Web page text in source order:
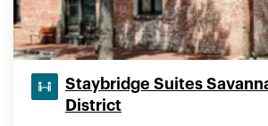
Staybridge Suites
District